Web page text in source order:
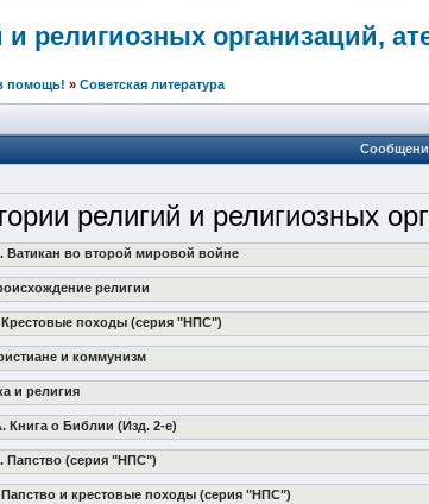
религиозных организаций,
помощь! » Советская литература
религий и религиозных
во второй мировой войне
религии
походы (серия "НПС")
и коммунизм
и религия
Книга о Библии (Изд. 2-е)
(серия "НПС")
и крестовые походы (серия "НПС")